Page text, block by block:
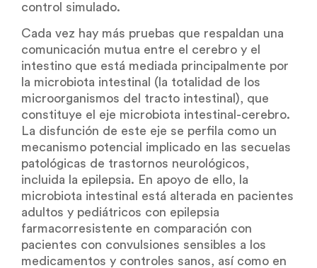
control simulado.
Cada vez hay más pruebas que respaldan una
comunicación mutua entre el cerebro y el
intestino que está mediada principalmente por
la microbiota intestinal (la totalidad de los
microorganismos del tracto intestinal), que
constituye el eje microbiota intestinal-cerebro.
La disfunción de este eje se perfila como un
mecanismo potencial implicado en las secuelas
patológicas de trastornos neurológicos,
incluida la epilepsia. En apoyo de ello, la
microbiota intestinal está alterada en pacientes
adultos y pediátricos con epilepsia
farmacorresistente en comparación con
pacientes con convulsiones sensibles a los
medicamentos y controles sanos, así como en